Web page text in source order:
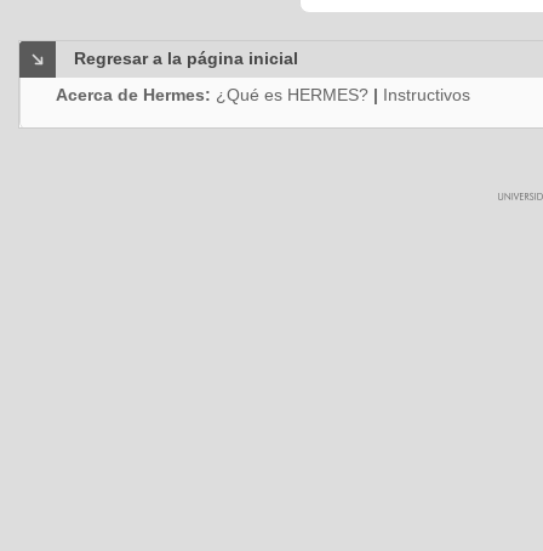
Regresar a la página inicial
Acerca de Hermes: ¿Qué es HERMES? | Instructivos